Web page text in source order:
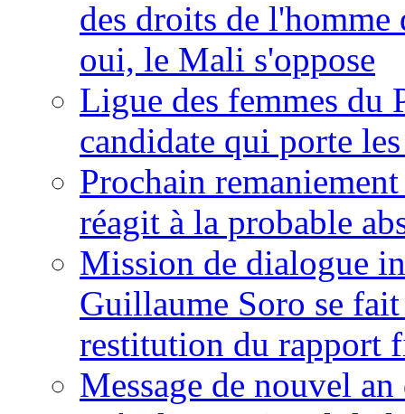
des droits de
oui, le Mali s'oppose
Ligue des femmes du
candidate qui porte
Prochain
réagit à la probable
Mission de dialogue
Guillaume Soro se
restitution du rapport
Message de nouvel